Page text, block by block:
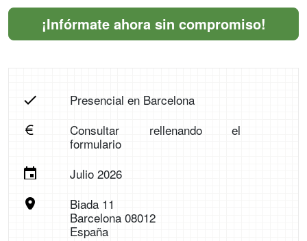
¡Infórmate ahora sin compromiso!
Presencial en Barcelona
Consultar rellenando el
formulario
Julio 2026
Biada 11
Barcelona 08012
España